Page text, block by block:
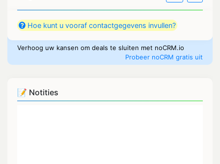
Hoe kunt u vooraf contactgegevens invullen?
Verhoog uw kansen om deals te sluiten met noCRM.io
Probeer noCRM gratis uit
📝 Notities